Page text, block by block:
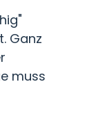
Ganz
muss